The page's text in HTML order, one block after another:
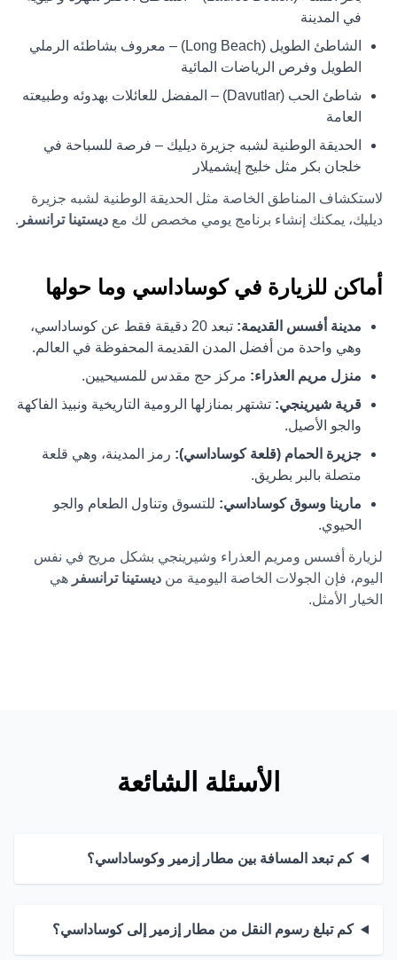
في المدينة
الشاطئ الطويل (Long Beach) – معروف بشاطئه الرملي
الطويل وفرص الرياضات المائية
شاطئ الحب (Davutlar) – المفضل للعائلات بهدوئه وطبيعته
العامة
الحديقة الوطنية لشبه جزيرة ديليك – فرصة للسباحة في
خلجان بكر مثل خليج إيشميلار
لاستكشاف المناطق الخاصة مثل الحديقة الوطنية لشبه جزيرة
ديليك، يمكنك إنشاء برنامج يومي مخصص لك مع ديستينا ترانسفر .
أماكن للزيارة في كوساداسي وما حولها
مدينة أفسس القديمة:
تبعد 20 دقيقة فقط عن كوساداسي،
وهي واحدة من أفضل المدن القديمة المحفوظة في العالم.
منزل مريم العذراء: مركز حج مقدس للمسيحيين.
قرية شيرينجي: تشتهر بمنازلها الرومية التاريخية ونبيذ الفاكهة
والجو الأصيل.
جزيرة الحمام (قلعة كوساداسي): رمز المدينة، وهي قلعة
متصلة بالبر بطريق.
مارينا وسوق كوساداسي: للتسوق وتناول الطعام والجو
الحيوي.
لزيارة أفسس ومريم العذراء وشيرينجي بشكل مريح في نفس
اليوم، فإن الجولات الخاصة اليومية من ديستينا ترانسفر هي
الخيار الأمثل.
الأسئلة الشائعة
كم تبعد المسافة بين مطار إزمير وكوساداسي؟
كم تبلغ رسوم النقل من مطار إزمير إلى كوساداسي؟